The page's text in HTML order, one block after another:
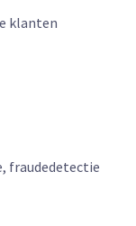
klanten
fraudedetectie